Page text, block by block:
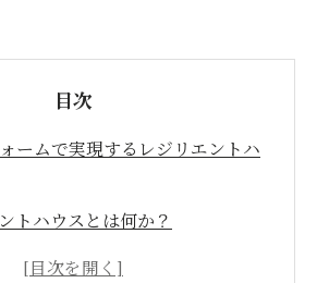
目次
ームで実現するレジリエントハ
トハウスとは何か？
リフォームが生む新たな価値